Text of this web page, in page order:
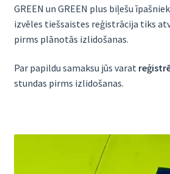
GREEN un GREEN plus biļešu
izvēles tiešsaistes reģistrācija tiks
pirms plānotās izlidošanas.
Par papildu samaksu jūs varat
stundas pirms izlidošanas.